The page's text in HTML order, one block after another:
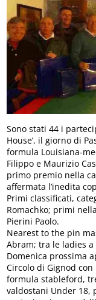
Sono stati 44 i
House’, il giorno di
formula Louisiana-
Filippo e Maurizio
primo premio nella
affermata l’inedita
Primi classificati,
Romachko; primi
Pierini Paolo.
Nearest to the pin
Abram; tra le ladies a
Domenica prossima
Circolo di Gignod con
formula stableford,
valdostani Under 18,